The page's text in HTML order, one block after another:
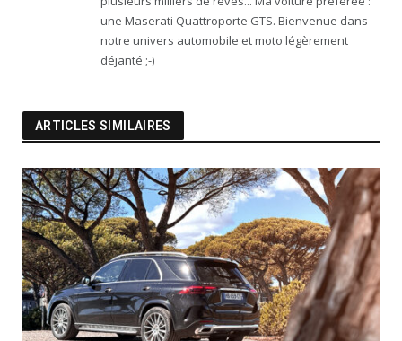
une Maserati Quattroporte GTS. Bienvenue dans
notre univers automobile et moto légèrement
déjanté ;-)
ARTICLES SIMILAIRES